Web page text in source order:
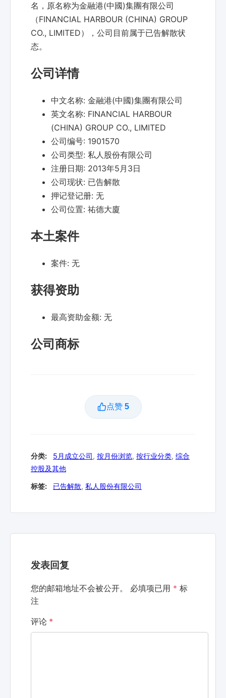
名，原名称为金融港(中國)集團有限公司
（FINANCIAL HARBOUR (CHINA) GROUP
CO., LIMITED），公司目前属于已告解散状
态。
公司详情
中文名称: 金融港(中國)集團有限公司
英文名称: FINANCIAL HARBOUR
(CHINA) GROUP CO., LIMITED
公司编号: 1901570
公司类型: 私人股份有限公司
注册日期: 2013年5月3日
公司现状: 已告解散
押记登记册: 无
公司位置: 祐德大廈
本土案件
案件: 无
获得资助
最高资助金额: 无
公司商标
点赞 5
分类: 5月成立公司, 按月份浏览, 按行业分类, 综合
控股及其他
标签: 已告解散, 私人股份有限公司
发表回复
您的邮箱地址不会被公开。 必填项已用 * 标
注
评论 *